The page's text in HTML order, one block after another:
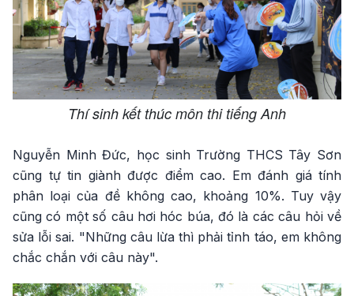
Thí sinh kết thúc môn thi tiếng Anh
Nguyễn Minh Đức, học sinh Trường THCS Tây Sơn
cũng tự tin giành được điểm cao. Em đánh giá tính
phân loại của đề không cao, khoảng 10%. Tuy vậy
cũng có một số câu hơi hóc búa, đó là các câu hỏi về
sửa lỗi sai. "Những câu lừa thì phải tỉnh táo, em không
chắc chắn với câu này".